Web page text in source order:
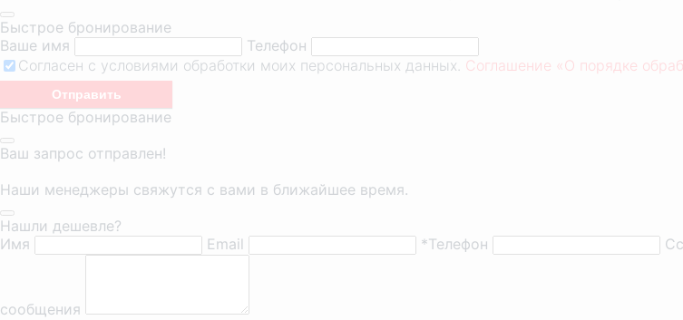
Быстрое бронирование
Ваше имя
Телефон
Согласен с условиями обработки моих персональных данных. Соглашение «О порядке
Быстрое бронирование
Ваш запрос отправлен!
Наши менеджеры свяжутся с вами в ближайшее время.
Нашли дешевле?
Имя
Email *Телефон
сообщения